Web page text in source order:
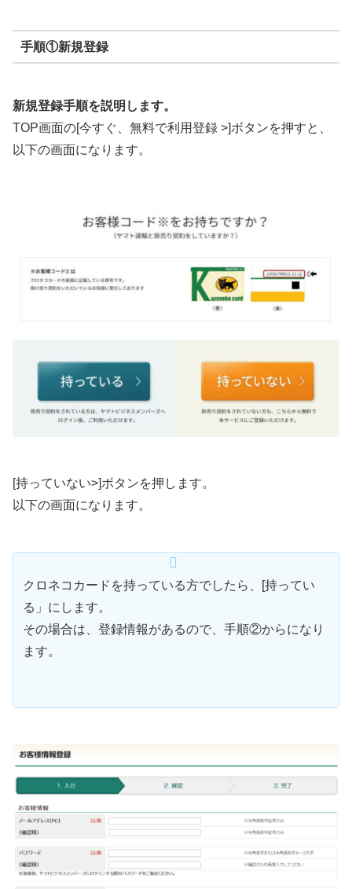
手順①新規登録
新規登録手順を説明します。
TOP画面の[今すぐ、無料で利用登録 >]ボタンを押すと、
以下の画面になります。
[持っていない>]ボタンを押します。
以下の画面になります。
クロネコカードを持っている方でしたら、[持ってい
る」にします。
その場合は、登録情報があるので、手順②からになり
ます。